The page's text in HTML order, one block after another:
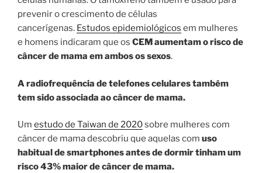
prevenir o crescimento de células
cancerígenas. Estudos epidemiológicos em mulheres
e homens indicaram que os CEM aumentam o risco de
câncer de mama em ambos os sexos.
A radiofrequência de telefones celulares também
tem sido associada ao câncer de mama.
Um estudo de Taiwan de 2020sobre mulheres com
câncer de mama descobriu que aquelas com uso
habitual de smartphones antes de dormir tinham um
risco 43% maior de câncer de mama.